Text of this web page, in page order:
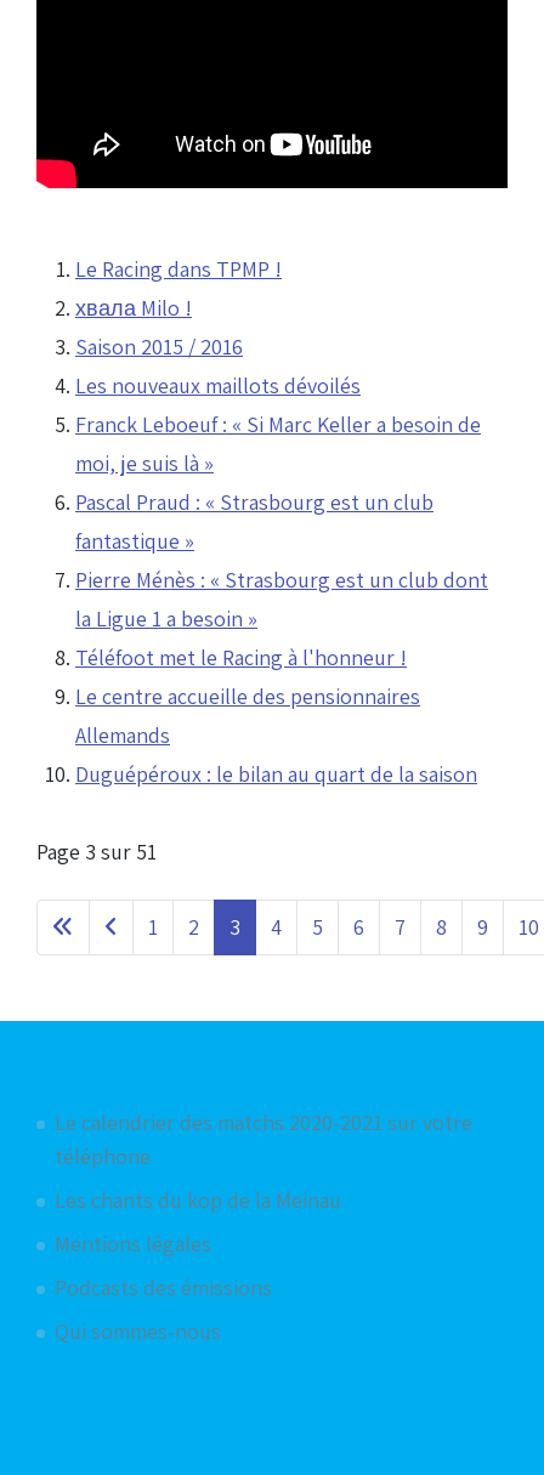
Le Racing dans TPMP !
хвала Milo !
Saison 2015 / 2016
Les nouveaux maillots dévoilés
Franck Leboeuf : « Si Marc Keller a besoin de
moi, je suis là »
Pascal Praud : « Strasbourg est un club
fantastique »
Pierre Ménès : « Strasbourg est un club dont
la Ligue 1 a besoin »
Téléfoot met le Racing à l'honneur !
Le centre accueille des pensionnaires
Allemands
Duguépéroux : le bilan au quart de la saison
Page 3 sur 51
1 2 3 4 5 6 7 8 9 10
Le calendrier des matchs 2020-2021 sur votre
téléphone
Les chants du kop de la Meinau
Mentions légales
Podcasts des émissions
Qui sommes-nous